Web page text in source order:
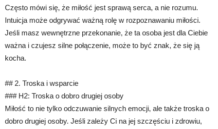
Często mówi się, że miłość jest sprawą serca, a nie rozumu.
Intuicja może odgrywać ważną rolę w rozpoznawaniu miłości.
Jeśli masz wewnętrzne przekonanie, że ta osoba jest dla Ciebie
ważna i czujesz silne połączenie, może to być znak, że się ją
kocha.
## 2. Troska i wsparcie
### H2: Troska o dobro drugiej osoby
Miłość to nie tylko odczuwanie silnych emocji, ale także troska o
dobro drugiej osoby. Jeśli zależy Ci na jej szczęściu i zdrowiu,